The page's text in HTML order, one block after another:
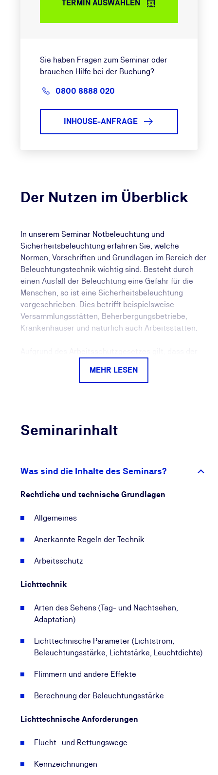
Der Nutzen im Überblick
In unserem Seminar Notbeleuchtung und
Sicherheitsbeleuchtung erfahren Sie, welche
Normen, Vorschriften und Grundlagen im Bereich der
Beleuchtungstechnik wichtig sind. Besteht durch
einen Ausfall der Beleuchtung eine Gefahr für die
Menschen, so ist eine Sicherheitsbeleuchtung
vorgeschrieben. Dies betrifft beispielsweise
Versammlungsstätten, Beherbergungsbetriebe,
Krankenhäuser und natürlich auch Arbeitsstätten.
ermitteln muss, ob für die Beschäftigten mit ihrer
Allgemeinbeleuchtung mit einer Gefährdung zu
Gebäuden, Versammlungsstätten sowie
ortskundige Menschen auf. Hier ist eine intakte
Notbeleuchtung und Sicherheitsbeleuchtung
Leuchten auszuwählen, Bereiche zu kennzeichnen
MEHR LESEN
Seminarinhalt
Was sind die Inhalte des Seminars?
Rechtliche und technische Grundlagen
Allgemeines
Anerkannte Regeln der Technik
Arbeitsschutz
Lichttechnik
Arten des Sehens (Tag- und Nachtsehen,
Adaptation)
Lichttechnische Parameter (Lichtstrom,
Beleuchtungsstärke, Lichtstärke, Leuchtdichte)
Flimmern und andere Effekte
Berechnung der Beleuchtungsstärke
Lichttechnische Anforderungen
Flucht- und Rettungswege
Kennzeichnungen
TERMIN AUSWÄHLEN
Sie haben Fragen zum Seminar oder
brauchen Hilfe bei der Buchung?
0800 8888 020
INHOUSE-ANFRAGE